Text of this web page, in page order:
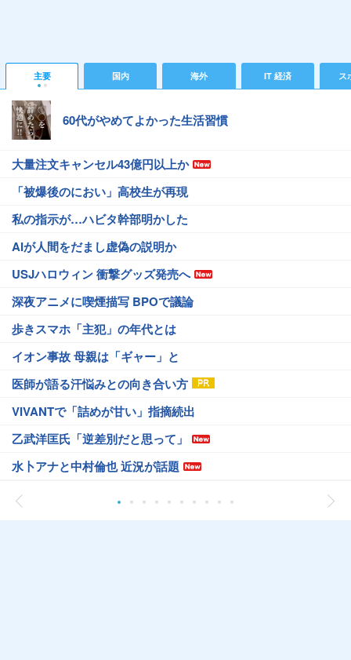
主要 国内 海外 IT 経済 ス
60代がやめてよかった生活習慣
大量注文キャンセル43億円以上か
「被爆後のにおい」高校生が再現
私の指示が…ハビタ幹部明かした
AIが人間をだまし虚偽の説明か
USJハロウィン 衝撃グッズ発売へ
深夜アニメに喫煙描写 BPOで議論
歩きスマホ「主犯」の年代とは
イオン事故 母親は「ギャー」と
医師が語る汗悩みとの向き合い方
VIVANTで「詰めが甘い」指摘続出
乙武洋匡氏「逆差別だと思って」
水卜アナと中村倫也 近況が話題